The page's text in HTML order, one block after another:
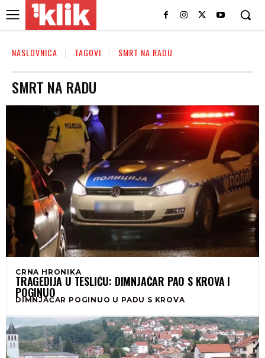
NASLOVNICA TAGOVI SMRT NA RADU
SMRT NA RADU
CRNA HRONIKA
TRAGEDIJA U TESLIĆU: DIMNJAČAR PAO S KROVA I
POGINUO
DIMNJAČAR POGINUO U PADU S KROVA